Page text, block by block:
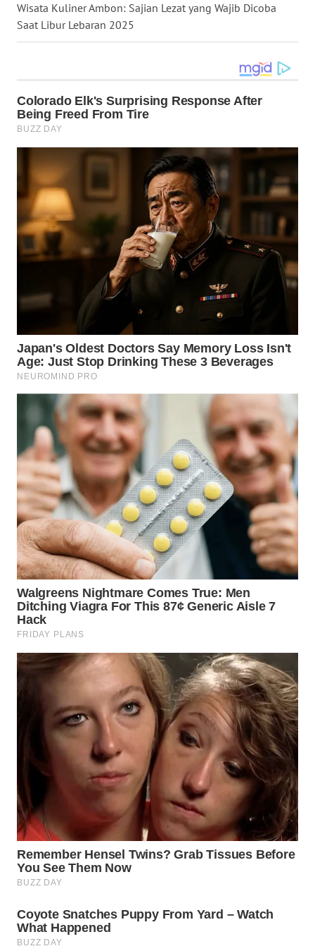
Wisata Kuliner Ambon: Sajian Lezat yang Wajib Dicoba
Saat Libur Lebaran 2025
WN
KALTARA
WN
KALSEL
WN
KALTIM
WN
SULSEL
WN
GORONTALO
WN
SULUT
WN
MALUKU
WN
MALUT
WN
DAIRI
WN
DANAU
TOBA
WN
NIAS
WN
LANGKAT
WN
WN
TANJUNG
LESUNG
WN
KARO
WN
SIMALUNGUN
WN
LABUHANBATU